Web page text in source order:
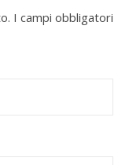
I campi obbligatori